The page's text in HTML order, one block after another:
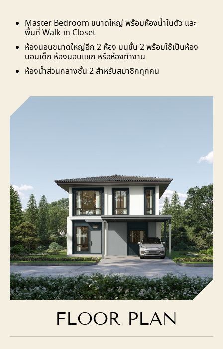
Master Bedroom ขนาดใหญ่ พร้อมห้องน้ำในตัว และ
พื้นที่ Walk-in Closet
ห้องนอนขนาดใหญ่อีก 2 ห้อง บนชั้น 2 พร้อมใช้เป็นห้อง
นอนเด็ก ห้องนอนแขก หรือห้องทำงาน
ห้องน้ำส่วนกลางชั้น 2 สำหรับสมาชิกทุกคน
FLOOR PLAN